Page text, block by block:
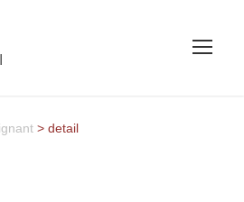
> detail